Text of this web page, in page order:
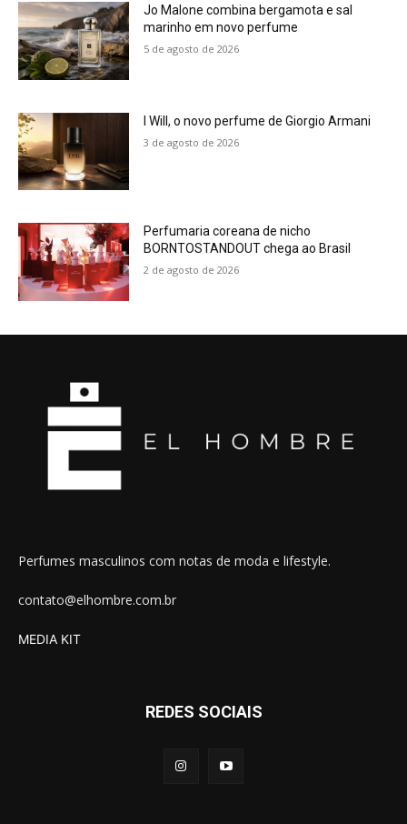
Jo Malone combina bergamota e sal
marinho em novo perfume
5 de agosto de 2026
I Will, o novo perfume de Giorgio Armani
3 de agosto de 2026
Perfumaria coreana de nicho
BORNTOSTANDOUT chega ao Brasil
2 de agosto de 2026
Perfumes masculinos com notas de moda e lifestyle.
contato@elhombre.com.br
MEDIA KIT
REDES SOCIAIS